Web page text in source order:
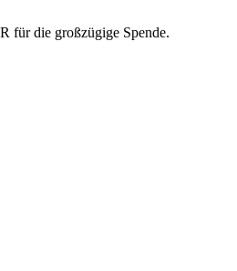
für die großzügige Spende.